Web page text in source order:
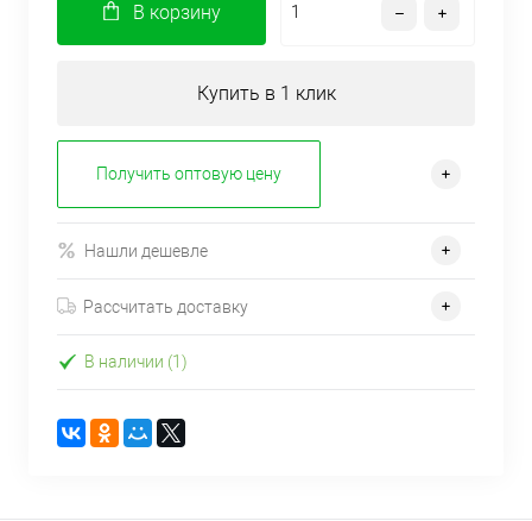
В корзину
Купить в 1 клик
Получить оптовую цену
Нашли дешевле
Рассчитать доставку
В наличии (1)